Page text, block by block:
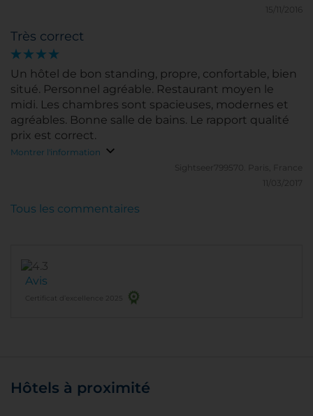
15/11/2016
Très correct
Un hôtel de bon standing, propre, confortable, bien
situé. Personnel agréable. Restaurant moyen le
midi. Les chambres sont spacieuses, modernes et
agréables. Bonne salle de bains. Le rapport qualité
prix est correct.
Montrer l'information
Sightseer799570.
Paris, France
11/03/2017
Avis
Certificat d’excellence 2025
Tous les commentaires
Hôtels à proximité